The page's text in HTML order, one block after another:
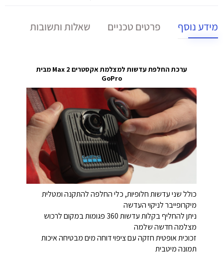
מידע נוסף פרטים טכניים שאלות ותשובות
ערכת החלפת עדשות למצלמת אקסטרים Max 2 מבית
GoPro
כולל שני עדשות חלופיות, כלי החלפה להתקנה ומטלית
מיקרופייבר לניקוי העדשה
ניתן להחליף בקלות עדשות 360 פגומות במקום לרכוש
מצלמה חדשה שלמה
זכוכית אופטית חזקה עם ציפוי דוחה מים מבטיחה איכות
תמונה מיטבית